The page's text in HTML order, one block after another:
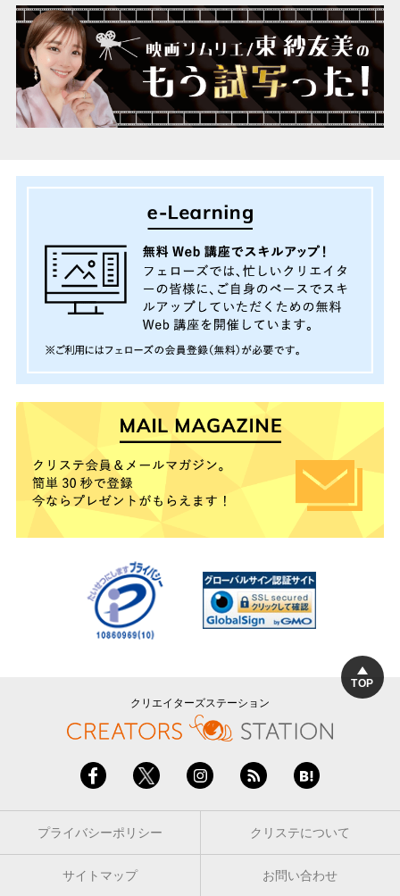
TOP
クリエイターズステーション
プライバシーポリシー クリステについて
サイトマップ お問い合わせ